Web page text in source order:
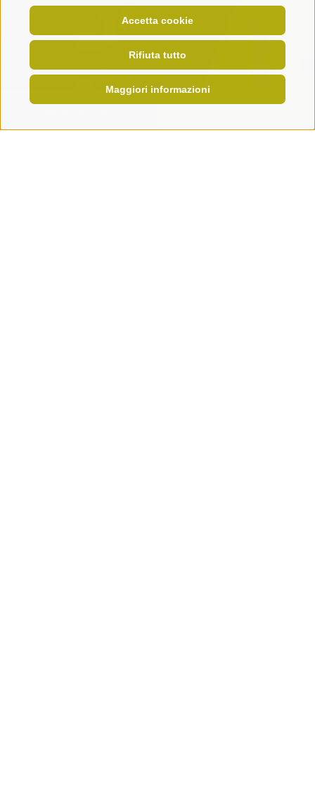
Accetta cookie
Rifiuta tutto
Maggiori informazioni